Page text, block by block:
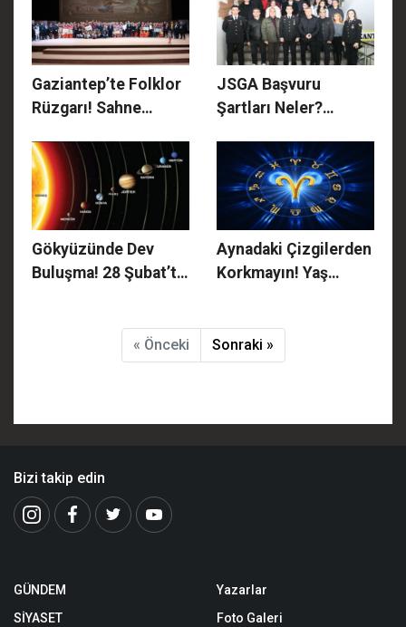
14. Karnavalın
Programı ve Konser
Takvimi!
Gaziantep’te Folklor
Rüzgarı! Sahne
Bölge Yarışmasına
Gidecek Şampiyonlar
Belli Oldu!
JSGA Başvuru
Şartları Neler?
Jandarma'dan
Öğrencilere Kapsamlı
Rehber!
Gökyüzünde Dev
Buluşma! 28 Şubat’ta
Türkiye'den Nasıl
Aynadaki Çizgilerden
Korkmayın! Yaş
O Şanslı Aylar Belli
Oldu..."
« Önceki Sonraki »
Bizi takip edin
GÜNDEM
SİYASET
Yazarlar
Foto Galeri